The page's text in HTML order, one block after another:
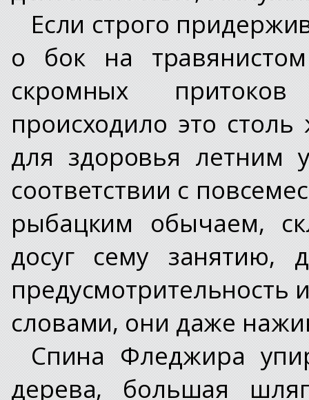
Если строго
о бок на
скромных
происходило это
для здоровья летним
соответствии с
рыбацким обычаем,
досуг сему занятию,
словами, они даже
Спина Фледжира
дерева, большая